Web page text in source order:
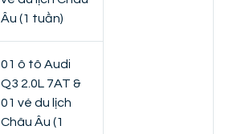
Âu (1 tuần)
01 ô tô Audi
Q3 2.0L 7AT &
01 vé du lịch
Châu Âu (1